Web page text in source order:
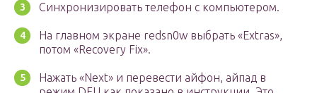
Синхронизировать телефон с компьютером.
На главном экране redsn0w выбрать «Extras»,
потом «Recovery Fix».
Нажать «Next» и перевести айфон, айпад в